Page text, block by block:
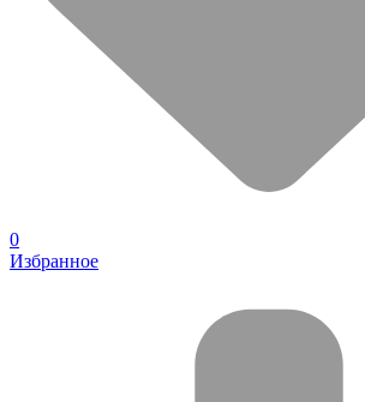
0
Избранное